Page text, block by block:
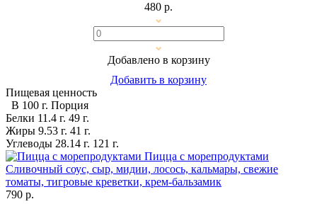
480 р.
Добавлено в корзину
Добавить в корзину
Пищевая ценность
В 100 г. Порция
Белки 11.4 г. 49 г.
Жиры 9.53 г. 41 г.
Углеводы 28.14 г. 121 г.
Пицца с морепродуктами
Сливочный соус, сыр, мидии, лосось, кальмары, свежие
томаты, тигровые креветки, крем-бальзамик
790 р.